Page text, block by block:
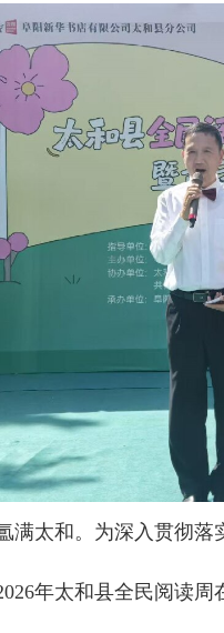
太和。为深入贯彻落
年太和县全民阅读